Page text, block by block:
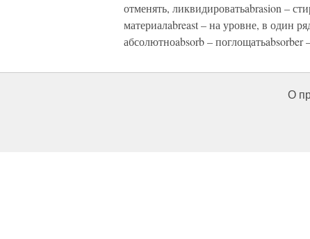
отменять, ликвидироватьabrasion –
материалabreast – на уровне, в один
абсолютноabsorb – поглощатьabsorber
О